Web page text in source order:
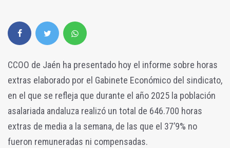
CCOO de Jaén ha presentado hoy el informe sobre horas
extras elaborado por el Gabinete Económico del sindicato,
en el que se refleja que durante el año 2025 la población
asalariada andaluza realizó un total de 646.700 horas
extras de media a la semana, de las que el 37’9% no
fueron remuneradas ni compensadas.